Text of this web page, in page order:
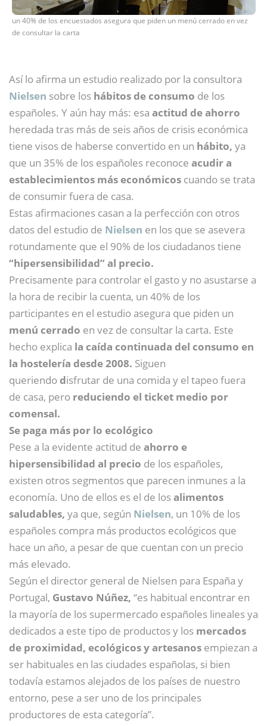
un 40% de los encuestados asegura que piden un menú cerrado en vez
de consultar la carta
Así lo afirma un estudio realizado por la consultora
Nielsen sobre los hábitos de consumo de los
españoles. Y aún hay más: esa actitud de ahorro
heredada tras más de seis años de crisis económica
tiene visos de haberse convertido en un hábito, ya
que un 35% de los españoles reconoce acudir a
establecimientos más económicos cuando se trata
de consumir fuera de casa.
Estas afirmaciones casan a la perfección con otros
datos del estudio de Nielsen en los que se asevera
rotundamente que el 90% de los ciudadanos tiene
“hipersensibilidad” al precio.
Precisamente para controlar el gasto y no asustarse a
la hora de recibir la cuenta, un 40% de los
participantes en el estudio asegura que piden un
menú cerrado en vez de consultar la carta. Este
hecho explica la caída continuada del consumo en
la hostelería desde 2008. Siguen
queriendo disfrutar de una comida y el tapeo fuera
de casa, pero reduciendo el ticket medio por
comensal.
Se paga más por lo ecológico
Pese a la evidente actitud de ahorro e
hipersensibilidad al precio de los españoles,
existen otros segmentos que parecen inmunes a la
economía. Uno de ellos es el de losalimentos
saludables, ya que, según Nielsen, un 10% de los
españoles compra más productos ecológicos que
hace un año, a pesar de que cuentan con un precio
más elevado.
Según el director general de Nielsen para España y
Portugal, Gustavo Núñez, “es habitual encontrar en
la mayoría de los supermercado españoles lineales ya
dedicados a este tipo de productos y los mercados
de proximidad, ecológicos y artesanos empiezan a
ser habituales en las ciudades españolas, si bien
todavía estamos alejados de los países de nuestro
entorno, pese a ser uno de los principales
productores de esta categoría”.